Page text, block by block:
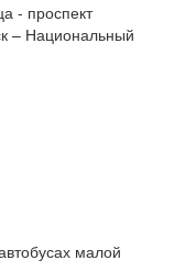
- проспект
– Национальный
малой